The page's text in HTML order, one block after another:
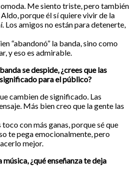
Me siento triste, pero también
porque él sí quiere vivir de la
Los amigos no están para detenerte,
“abandonó” la banda, sino como
y eso es admirable.
se despide, ¿crees que las
para el público?
cambien de significado. Las
Más bien creo que la gente las
con más ganas, porque sé que
te pega emocionalmente, pero
mejor.
¿qué enseñanza te deja